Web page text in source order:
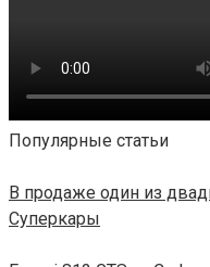
Популярные статьи
В продаже один из
Суперкары